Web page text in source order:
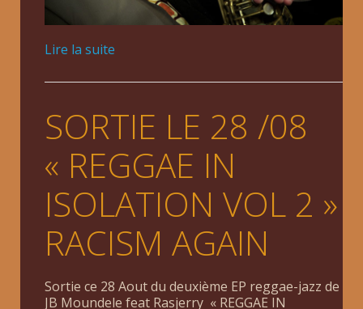
Lire la suite
SORTIE LE 28 /08
« REGGAE IN
ISOLATION VOL 2 »
RACISM AGAIN
Sortie ce 28 Aout du deuxième EP reggae-jazz de
JB Moundele feat Rasjerry « REGGAE IN